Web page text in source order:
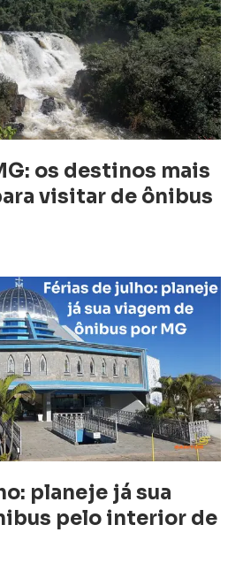
os destinos mais
visitar de ônibus
planeje já sua
pelo interior de